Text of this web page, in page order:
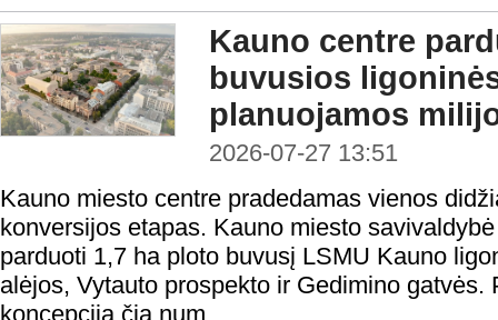
Kauno centre
buvusios
planuojamos
2026-07-27 13:51
Kauno miesto centre pradedamas vienos
konversijos etapas. Kauno miesto
parduoti 1,7 ha ploto buvusį LSMU Kauno
alėjos, Vytauto prospekto ir Gedimino gatvės.
koncepciją čia num...